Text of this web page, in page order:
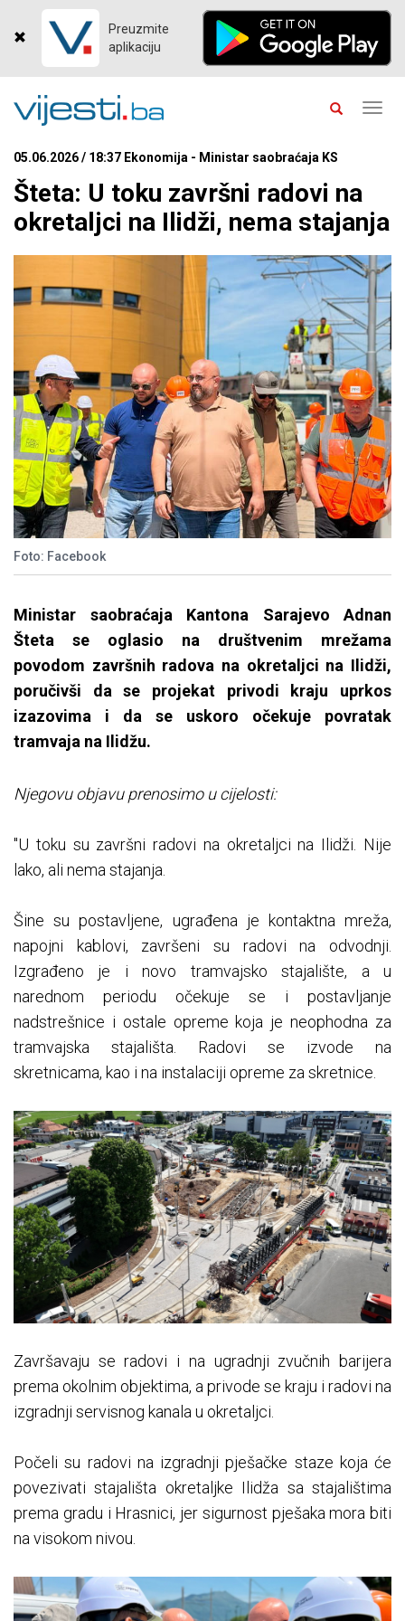
Preuzmite
aplikaciju
05.06.2026 / 18:37 Ekonomija - Ministar saobraćaja KS
Šteta: U toku završni radovi na
okretaljci na Ilidži, nema stajanja
Foto: Facebook
Ministar saobraćaja Kantona Sarajevo Adnan
Šteta se oglasio na društvenim mrežama
povodom završnih radova na okretaljci na Ilidži,
poručivši da se projekat privodi kraju uprkos
izazovima i da se uskoro očekuje povratak
tramvaja na Ilidžu.
Njegovu objavu prenosimo u cijelosti:
"U toku su završni radovi na okretaljci na Ilidži. Nije
lako, ali nema stajanja.
Šine su postavljene, ugrađena je kontaktna mreža,
napojni kablovi, završeni su radovi na odvodnji.
Izgrađeno je i novo tramvajsko stajalište, a u
narednom periodu očekuje se i postavljanje
nadstrešnice i ostale opreme koja je neophodna za
tramvajska stajališta. Radovi se izvode na
skretnicama, kao i na instalaciji opreme za skretnice.
Završavaju se radovi i na ugradnji zvučnih barijera
prema okolnim objektima, a privode se kraju i radovi na
izgradnji servisnog kanala u okretaljci.
Počeli su radovi na izgradnji pješačke staze koja će
povezivati stajališta okretaljke Ilidža sa stajalištima
prema gradu i Hrasnici, jer sigurnost pješaka mora biti
na visokom nivou.